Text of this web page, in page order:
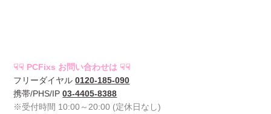
☟☟ PCFixs お問い合わせは ☟☟
フリーダイヤル 0120-185-090
携帯/PHS/IP03-4405-8388
※受付時間 10:00～20:00 (定休日なし)